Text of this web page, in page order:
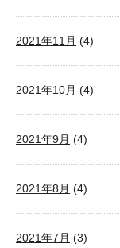
2021年11月 (4)
2021年10月 (4)
2021年9月 (4)
2021年8月 (4)
2021年7月 (3)